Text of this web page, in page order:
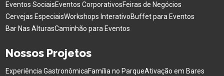
Eventos SociaisEventos CorporativosFeiras de Negócios
Cervejas EspeciaisWorkshops InterativoBuffet para Eventos
Bar Nas AlturasCaminhão para Eventos
Nossos Projetos
Experiência GastronômicaFamília no ParqueAtivação em Bares